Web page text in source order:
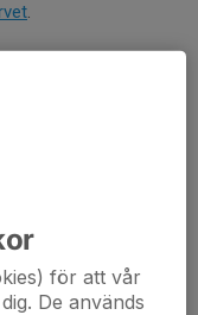
.
för att vår
De används